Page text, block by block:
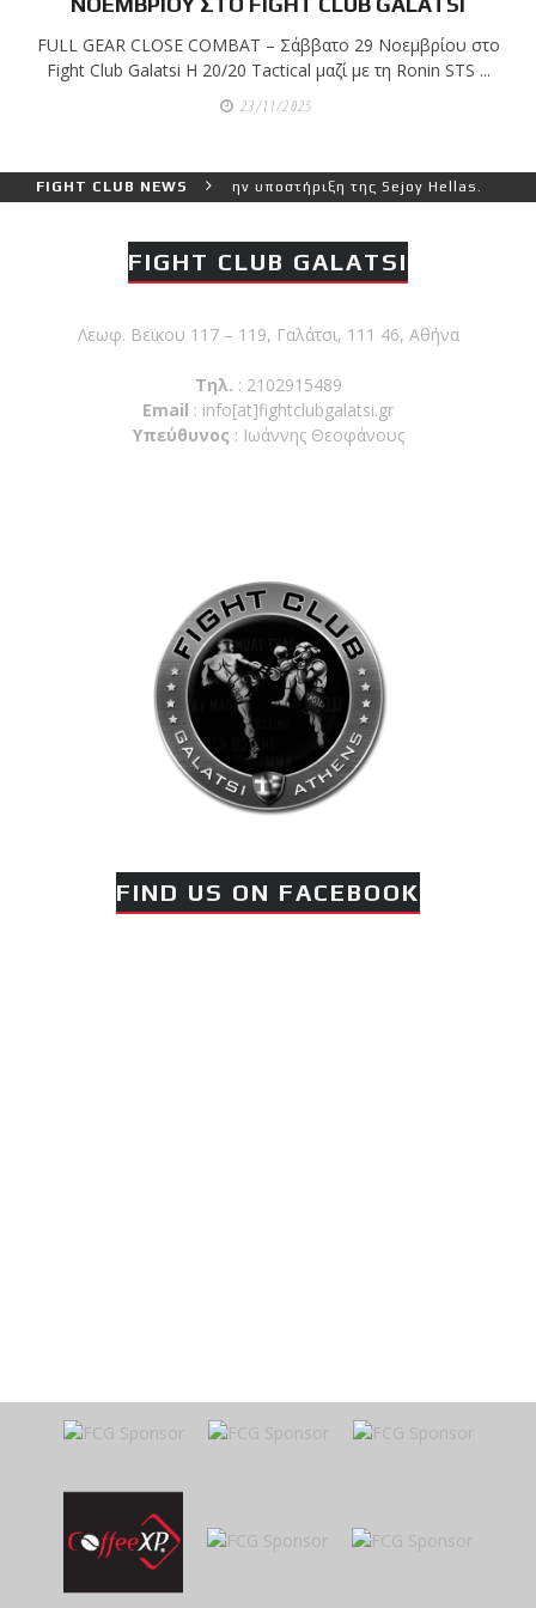
ζωνών!
Με μεγάλη
επιτυχία
πραγματοποιήθηκε το
Brazilian Jiu-Jitsu με τον
Grand Master Reyson
Galatsi!
Ετήσιες Προεγγραφές
2026–2027 Μόνο για 10
αγωνίζεται στο MTGP
Greece στη Ρόδο στις 25
FULL GEAR CLOSE COMBAT – Σάββατο 29 Νοεμβρίου στο
Fight Club Galatsi Η 20/20 Tactical μαζί με τη Ronin STS ...
23/11/2025
FIGHT CLUB NEWS
Ιωάννη Θεοφάνους με την υποστήριξη της Sejoy Hellas.
FIGHT CLUB GALATSI
Λεωφ. Βεϊκου 117 – 119, Γαλάτσι, 111 46, Αθήνα
Τηλ. : 2102915489
Email : info[at]fightclubgalatsi.gr
Υπεύθυνος : Ιωάννης Θεοφάνους
FIND US ON FACEBOOK